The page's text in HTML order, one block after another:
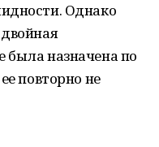
Однако
была назначена по
повторно не